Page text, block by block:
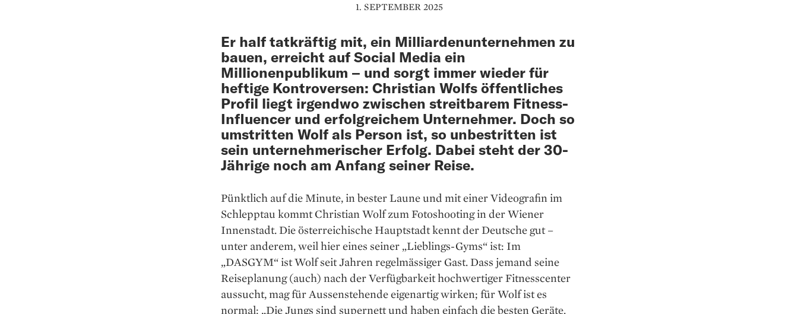
1. SEPTEMBER 2025
Er half tatkräftig mit, ein Milliardenunternehmen zu
bauen, erreicht auf ­Social Media ein
Millionenpublikum – und sorgt immer wieder für
heftige Kontroversen: ­Christian Wolfs öffentliches
Profil liegt irgendwo zwischen streitbarem Fitness-
Influencer und erfolgreichem Unternehmer. Doch so
umstritten Wolf als Person ist, so unbestritten ist
sein unternehmerischer Erfolg. Dabei steht der 30-
Jährige noch am Anfang seiner Reise.
Pünktlich auf die Minute, in bester Laune und mit einer Videografin im
Schlepptau kommt Christian Wolf zum Fotoshooting in der Wiener
Innenstadt. Die österreichische Hauptstadt kennt der Deutsche gut –
unter anderem, weil hier eines seiner „Lieblings-Gyms“ ist: Im
„DASGYM“ ist Wolf seit Jahren regelmässiger Gast. Dass jemand seine
Reiseplanung (auch) nach der Verfügbarkeit hochwertiger Fitnesscenter
aussucht, mag für Aussenstehende eigenartig wirken; für Wolf ist es
normal: „Die Jungs sind supernett und haben einfach die besten Geräte.